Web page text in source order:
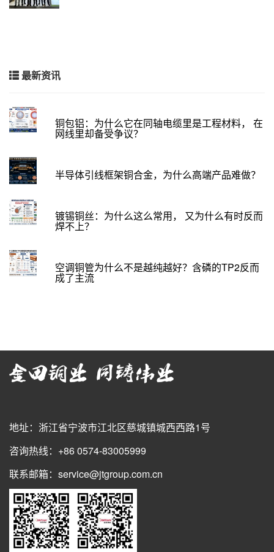
最新资讯
铜包铝：为什么它在同轴电缆里是工程材料， 在
网线里却备受争议？
半导体引线框架铜合金，为什么高端产品难做？
镀锡铜丝：为什么这么常用， 又为什么有时反而
焊不上？
空调铜管为什么不是越纯越好？含磷的TP2反而
成了主流
地址：浙江省宁波市江北区慈城镇城西西路1号
咨询热线：+86 0574-83005999
联系邮箱：service@jtgroup.com.cn